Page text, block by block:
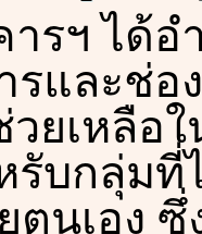
รฯ ได้
รและช่อ
ยเหลือ
รับกลุ่มที่
ตนเอง